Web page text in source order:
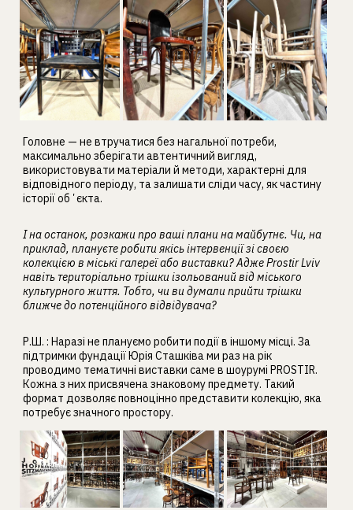
Головне — не втручатися без нагальної потреби,
максимально зберігати автентичний вигляд,
використовувати матеріали й методи, характерні для
відповідного періоду, та залишати сліди часу, як частину
історії обʼєкта.
І на останок, розкажи про ваші плани на майбутнє. Чи, на
приклад, плануєте робити якісь інтервенції зі своєю
колекцією в міські галереї або виставки? Адже Prostir Lviv
навіть територіально трішки ізольований від міського
культурного життя. Тобто, чи ви думали прийти трішки
ближче до потенційного відвідувача?
Р.Ш. : Наразі не плануємо робити події в іншому місці. За
підтримки фундації Юрія Сташківа ми раз на рік
проводимо тематичні виставки саме в шоурумі PROSTIR.
Кожна з них присвячена знаковому предмету. Такий
формат дозволяє повноцінно представити колекцію, яка
потребує значного простору.